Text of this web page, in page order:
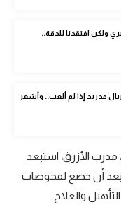
ولكن افتقدنا للدقة..
مدريد إذا لم ألعب.. وأشعر
مدرب الأزرق، استبعد
بعد أن خضع لفحوصات
والعلاج.